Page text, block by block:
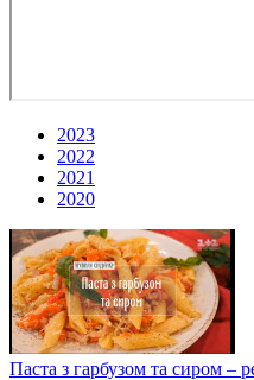
2023
2022
2021
2020
Паста з гарбузом та сиром –